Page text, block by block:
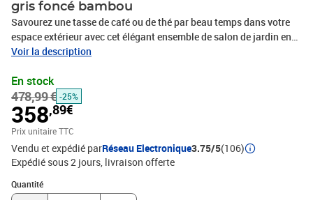
gris foncé bambou
Savourez une tasse de café ou de thé par beau temps dans votre
espace extérieur avec cet élégant ensemble de salon de jardin en
bambou ! Matériau durable : le bambou est connu pour sa
option lorsque vous voulez des meubles d'extérieur solides
fabriqués à partir de matériaux naturels.Expérience d'assise
confortable : le dossier et l'accoudoir ajoutent un confort d'assise
supplémentaire pour l'ensemble de canapé de jardin. De plus, les
coussins d'assise et de dossier moelleux offrent un confort
pendant votre temps d'assise.Table pratique : la table robuste est
parfaite pour placer des repas, des boissons et d'autres objets
décoratifs.Conception modulaire : l'ensemble de salon est flexible
Voir la description
En stock
478,99 € -25%
358,89€
Prix unitaire TTC
Vendu et expédié parRéseau Electronique3.75/5(106)
Expédié sous 2 jours livraison offerte
Quantité
Quantité : 1